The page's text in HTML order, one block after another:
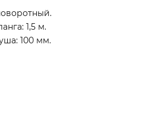
1,5 м.
100 мм.